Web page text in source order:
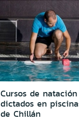
Cursos de
dictados en
de Chillán